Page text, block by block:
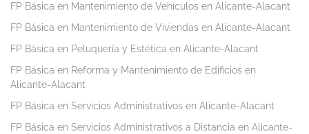
FP Básica en Mantenimiento de Vehículos en Alicante-Alacant
FP Básica en Mantenimiento de Viviendas en Alicante-Alacant
FP Básica en Peluquería y Estética en Alicante-Alacant
FP Básica en Reforma y Mantenimiento de Edificios en
Alicante-Alacant
FP Básica en Servicios Administrativos en Alicante-Alacant
FP Básica en Servicios Administrativos a Distancia en Alicante-